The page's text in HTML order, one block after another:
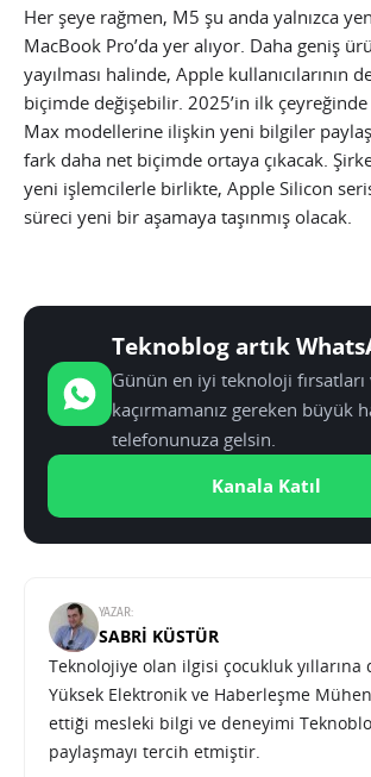
Her şeye rağmen, M5 şu anda yalnızca
MacBook Pro’da yer alıyor. Daha geniş
yayılması halinde, Apple kullanıcılarının
biçimde değişebilir. 2025’in ilk
Max modellerine ilişkin yeni bilgiler
fark daha net biçimde ortaya çıkacak.
yeni işlemcilerle birlikte, Apple Silicon
süreci yeni bir aşamaya taşınmış olacak.
Teknoblog artık
Günün en iyi teknoloji fırsatları
kaçırmamanız gereken büyük
telefonunuza gelsin.
Kanala Katıl
YAZAR:
SABRI KÜSTÜR
Teknolojiye olan ilgisi çocukluk yıllarına
Yüksek Elektronik ve Haberleşme
ettiği mesleki bilgi ve deneyimi
paylaşmayı tercih etmiştir.